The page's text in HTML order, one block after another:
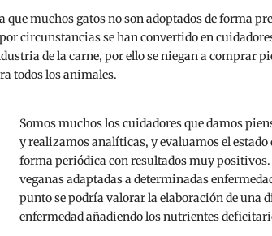
que muchos gatos no son adoptados de forma
circunstancias se han convertido en
de la carne, por ello se niegan a comprar
todos los animales.
Somos muchos los cuidadores que damos
y realizamos analíticas, y evaluamos el estado
forma periódica con resultados muy positivos.
veganas adaptadas a determinadas
punto se podría valorar la elaboración de una
enfermedad añadiendo los nutrientes